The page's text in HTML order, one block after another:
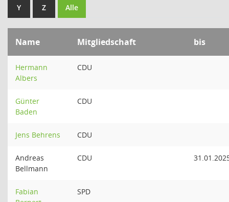
Y Z Alle
Name Mitgliedschaft bis
Hermann
Albers
CDU
Günter
Baden
CDU
Jens Behrens CDU
Andreas
Bellmann
CDU
Fabian
SPD